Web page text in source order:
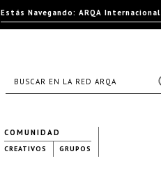
COMUNIDAD
CREATIVOS GRUPOS
Estás Navegando: ARQA Internacional